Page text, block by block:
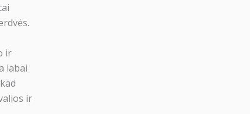
ir
labai
ir